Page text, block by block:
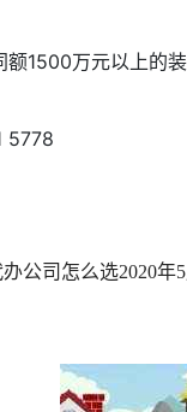
1500万元以上的
5778
公司怎么选2020年